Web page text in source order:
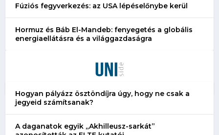
Fúziós fegyverkezés: az USA lépéselőnybe kerül
Hormuz és Báb El-Mandeb: fenyegetés a globális
energiaellátásra és a világgazdaságra
Hogyan pályázz ösztöndíjra úgy, hogy ne csak a
jegyeid számítsanak?
A daganatok egyik „Akhilleusz-sarkát”